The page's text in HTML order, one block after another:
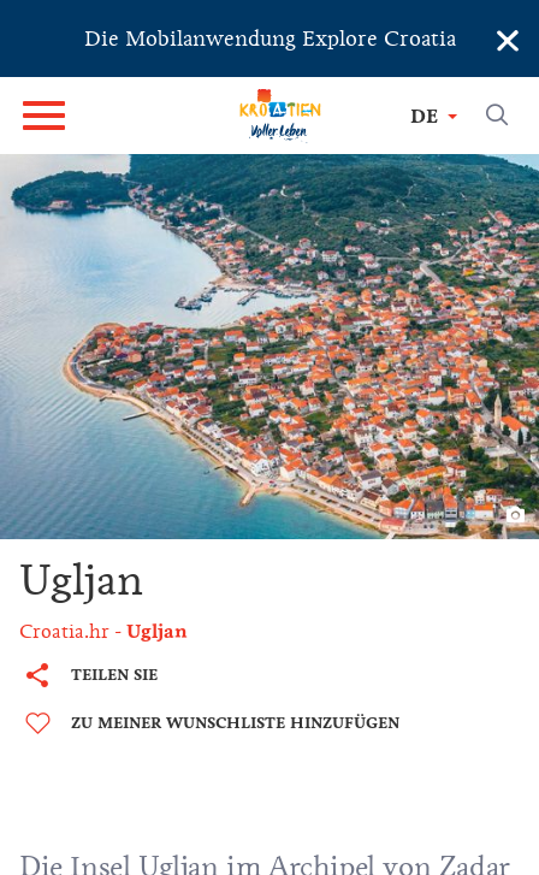
Die Mobilanwendung Explore Croatia ×
DE
Ugljan
Croatia.hr Ugljan
TEILEN SIE
ZU MEINER WUNSCHLISTE HINZUFÜGEN
Die Insel Ugljan imArchipel von Zadar